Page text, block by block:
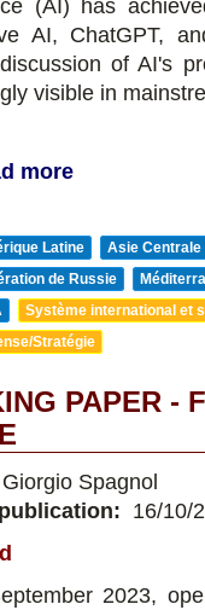
(AI) has
AI, ChatGPT,
of AI's
visible in
more
Latine
Asie Centrale
de Russie
Système international et
Stratégie
PAPER -
Giorgio Spagnol
16/10/
2023,